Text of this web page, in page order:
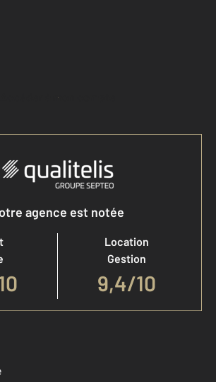
Accéder à mon compte
agence est notée
Location
Gestion
9,4/10